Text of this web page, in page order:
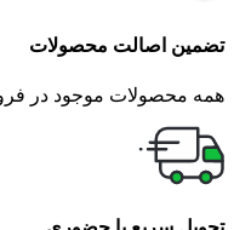
تضمین اصالت محصولات
همه محصولات موجود در